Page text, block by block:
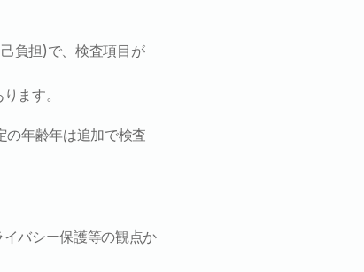
負担)で、検査項目が
ます。
の年齢年は追加で検査
バシー保護等の観点か